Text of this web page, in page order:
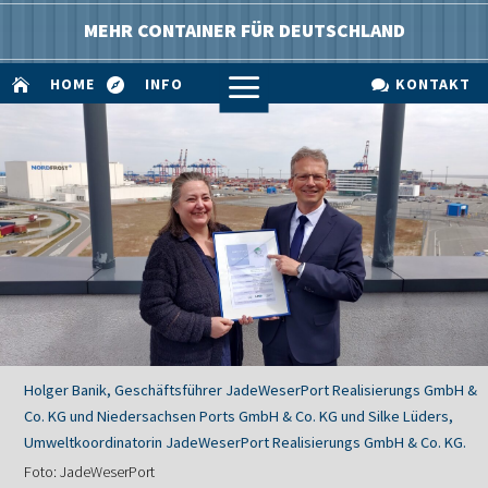
MEHR CONTAINER FÜR DEUTSCHLAND
 HOME  INFO a  KONTAKT
Holger Banik, Geschäftsführer JadeWeserPort Realisierungs GmbH &
Co. KG und Niedersachsen Ports GmbH & Co. KG und Silke Lüders,
Umweltkoordinatorin JadeWeserPort Realisierungs GmbH & Co. KG.
Foto: JadeWeserPort